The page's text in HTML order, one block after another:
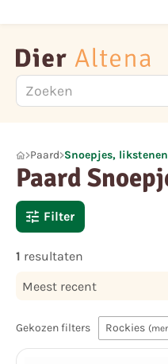
Paard Snoepjes, likstenen
Paard
Filter
1 resultaten
Meest recent
Gekozen filters Rockies